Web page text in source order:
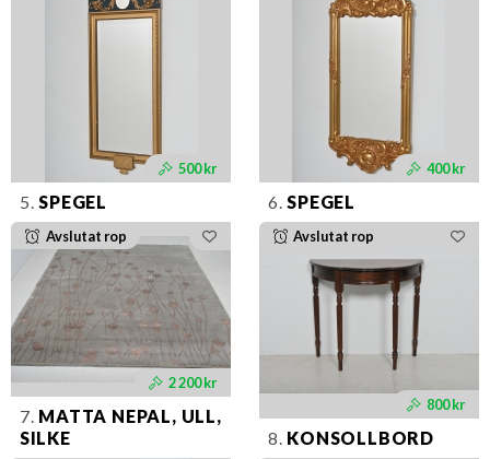
500 kr
5. SPEGEL
400 kr
6. SPEGEL
Avslutat rop
2 200 kr
7. MATTA NEPAL, ULL,
SILKE
Avslutat rop
800 kr
8. KONSOLLBORD